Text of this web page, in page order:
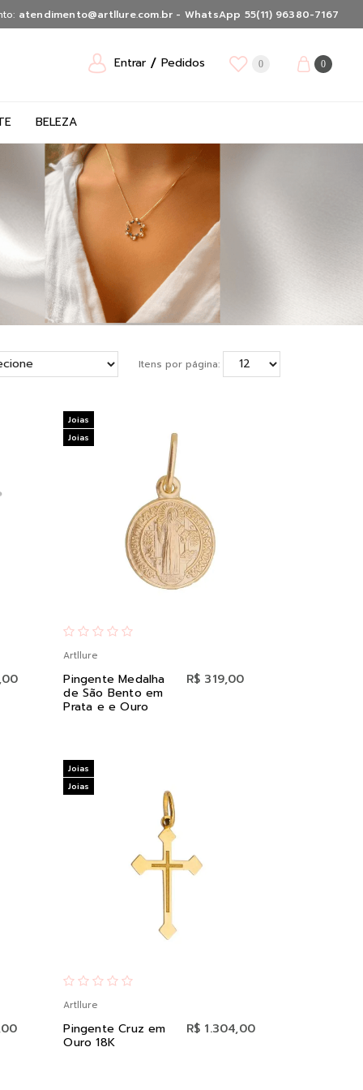
atendimento@artllure.com.br - WhatsApp 55(11) 96380-7167
Entrar Pedidos 0 0
BELEZA
Itens por página:
Artllure
Pingente Medalha
de São Bento em
Prata e e Ouro
R$ 319,00
Joias
Joias
Artllure
Pingente Cruz em
Ouro 18K
R$ 1.304,00
Joias
Joias